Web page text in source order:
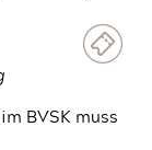
BVSK muss